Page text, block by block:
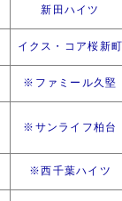
新田ハイツ
イクス・コア桜新
※ファミール久堅
※サンライフ柏台
※西千葉ハイツ